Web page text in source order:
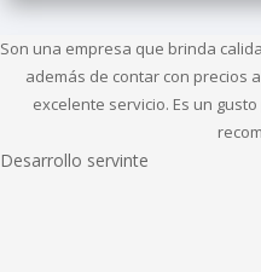
Son una empresa que brinda
además de contar con precios
excelente servicio. Es un
Desarrollo servinte